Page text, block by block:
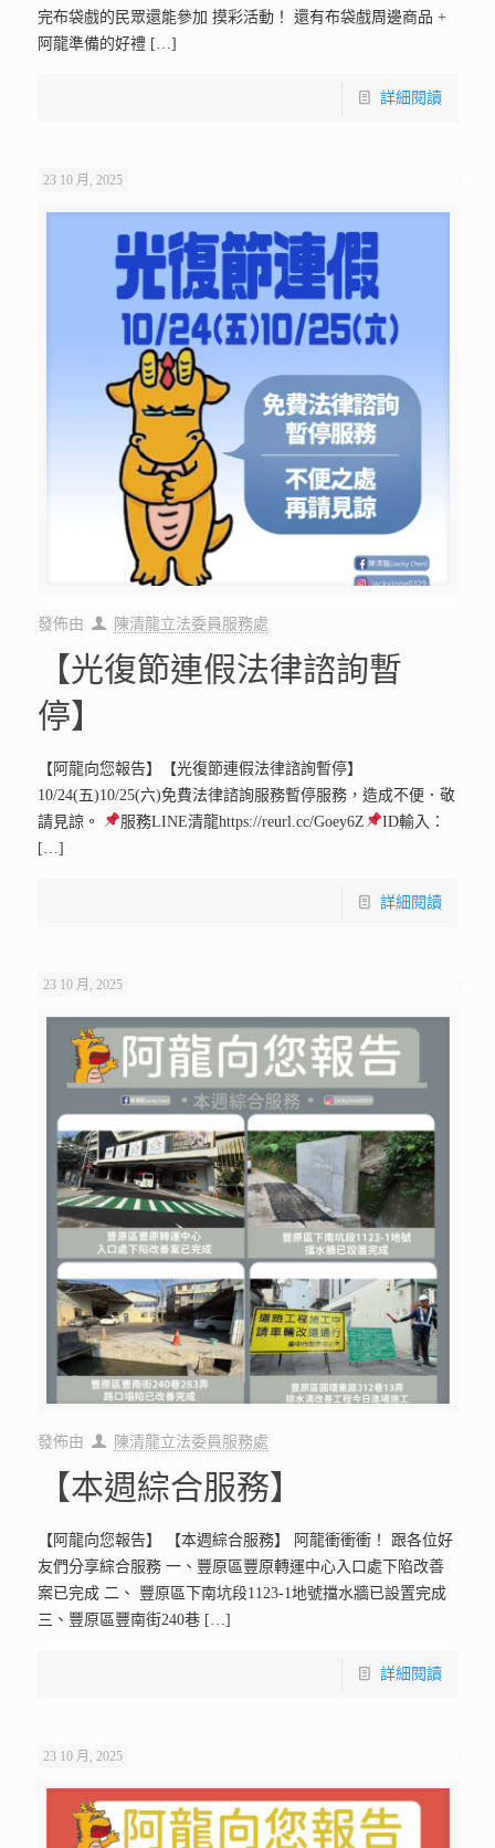
完布袋戲的民眾還能參加 摸彩活動！ 還有布袋戲周邊商品 +
阿龍準備的好禮[…]
詳細閱讀
23 10 月, 2025
發佈由 陳清龍立法委員服務處
【光復節連假法律諮詢暫
停】
【阿龍向您報告】【光復節連假法律諮詢暫停】
10/24(五)10/25(六)免費法律諮詢服務暫停服務，造成不便．敬
請見諒。
服務LINE清龍https://reurl.cc/Goey6Z
ID輸入：
[…]
詳細閱讀
23 10 月, 2025
發佈由 陳清龍立法委員服務處
【本週綜合服務】
【阿龍向您報告】 【本週綜合服務】 阿龍衝衝衝！ 跟各位好
友們分享綜合服務 一、豐原區豐原轉運中心入口處下陷改善
案已完成 二、 豐原區下南坑段1123-1地號擋水牆已設置完成
三、豐原區豐南街240巷[…]
詳細閱讀
23 10 月, 2025